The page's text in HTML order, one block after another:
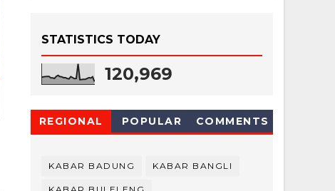
STATISTICS TODAY
120,969
REGIONAL POPULAR COMMENTS
KABAR BADUNG KABAR BANGLI